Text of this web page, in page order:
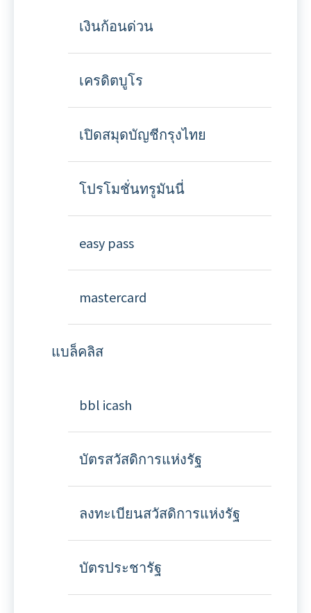
เงินก้อนด่วน
เครดิตบูโร
เปิดสมุดบัญชีกรุงไทย
โปรโมชั่นทรูมันนี่
easy pass
mastercard
แบล็คลิส
bbl icash
บัตรสวัสดิการแห่งรัฐ
ลงทะเบียนสวัสดิการแห่งรัฐ
บัตรประชารัฐ